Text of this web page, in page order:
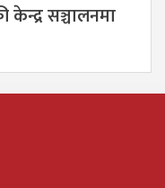
केन्द्र सञ्चालनमा